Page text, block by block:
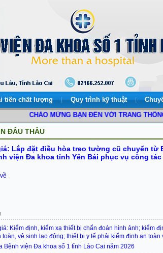
tiến chất lượng Quy trình kỹ thuật
CHÀO MỪNG BẠN ĐẾN VỚI TRANG THÔNG
ĐẤU THẦU
Lắp đặt điều hòa treo tường cũ chuyển từ
viện Đa khoa tỉnh Yên Bái phục vụ công
Kiểm định, kiểm xạ thiết bị chẩn đoán hình ảnh; kiểm
vệ sinh lao động; thiết bị y tế phải kiểm định an
Bệnh viện Đa khoa số 1 tỉnh Lào Cai năm 2026